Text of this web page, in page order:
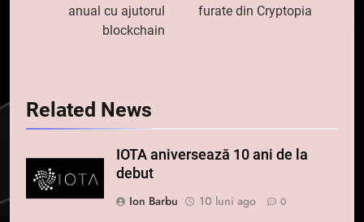
articole
anual cu ajutorul
blockchain
furate din Cryptopia
Related News
IOTA aniversează 10 ani de la
debut
Ion Barbu
10 luni ago 0